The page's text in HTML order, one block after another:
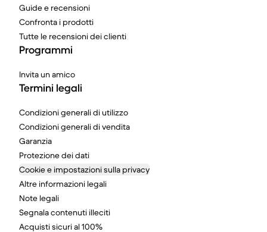
Guide e recensioni
Confronta i prodotti
Tutte le recensioni dei clienti
Programmi
Invita un amico
Termini legali
Condizioni generali di utilizzo
Condizioni generali di vendita
Garanzia
Protezione dei dati
Cookie e impostazioni sulla privacy
Altre informazioni legali
Note legali
Segnala contenuti illeciti
Acquisti sicuri al 100%